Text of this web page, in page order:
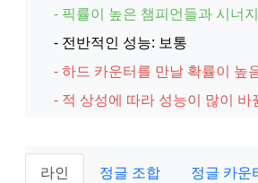
- 픽률이 높은 챔피언들과 시너
- 전반적인 성능: 보통
- 하드 카운터를 만날 확률이 높
- 적 상성에 따라 성능이 많이 바
라인 정글 조합 정글 카운